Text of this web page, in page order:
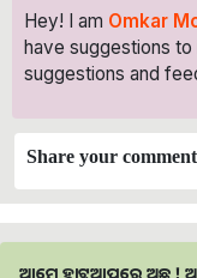
Hey! I am Omkar
have suggestions
suggestions and
Share your
ଆମେ ହ୍ବାଟ୍ସଆପ୍‌ରେ ଅଛୁ !